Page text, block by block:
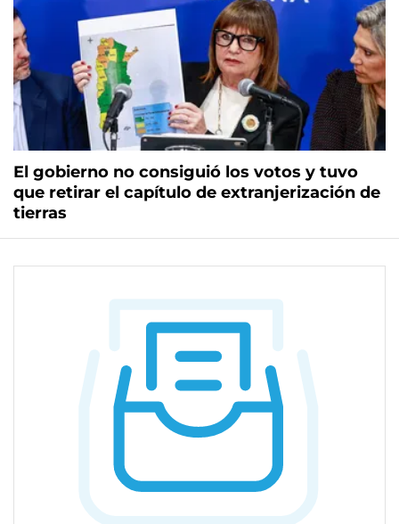
El gobierno no consiguió los votos y tuvo
que retirar el capítulo de extranjerización de
tierras